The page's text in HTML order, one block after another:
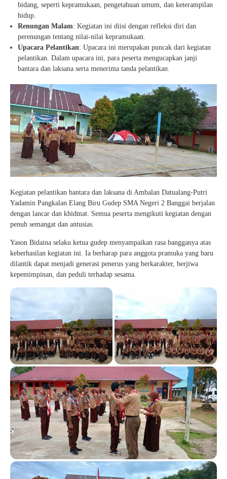
bidang, seperti kepramukaan, pengetahuan umum, dan keterampilan
hidup.
Renungan Malam: Kegiatan ini diisi dengan refleksi diri dan
perenungan tentang nilai-nilai kepramukaan.
Upacara Pelantikan: Upacara ini merupakan puncak dari kegiatan
pelantikan. Dalam upacara ini, para peserta mengucapkan janji
bantara dan laksana serta menerima tanda pelantikan.
Kegiatan pelantikan bantara dan laksana di Ambalan Datualang-Putri
Yadamin Pangkalan Elang Biru Gudep SMA Negeri 2 Banggai berjalan
dengan lancar dan khidmat. Semua peserta mengikuti kegiatan dengan
penuh semangat dan antusias.
Yason Bidaina selaku ketua gudep menyampaikan rasa bangganya atas
keberhasilan kegiatan ini. Ia berharap para anggota pramuka yang baru
dilantik dapat menjadi generasi penerus yang berkarakter, berjiwa
kepemimpinan, dan peduli terhadap sesama.